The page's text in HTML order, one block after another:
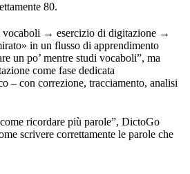
80.
vocaboli → esercizio di digitazione →
in un flusso di apprendimento
un po’ mentre studi vocaboli”, ma
come fase dedicata
– con correzione, tracciamento, analisi
ricordare più parole”, DictoGo
scrivere correttamente le parole che